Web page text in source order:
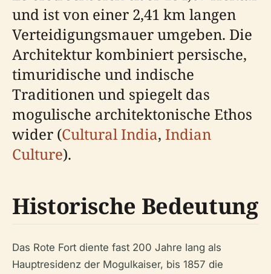
und ist von einer 2,41 km langen
Verteidigungsmauer umgeben. Die
Architektur kombiniert persische,
timuridische und indische
Traditionen und spiegelt das
mogulische architektonische Ethos
wider (Cultural India, Indian
Culture).
Historische Bedeutung
Das Rote Fort diente fast 200 Jahre lang als
Hauptresidenz der Mogulkaiser, bis 1857 die